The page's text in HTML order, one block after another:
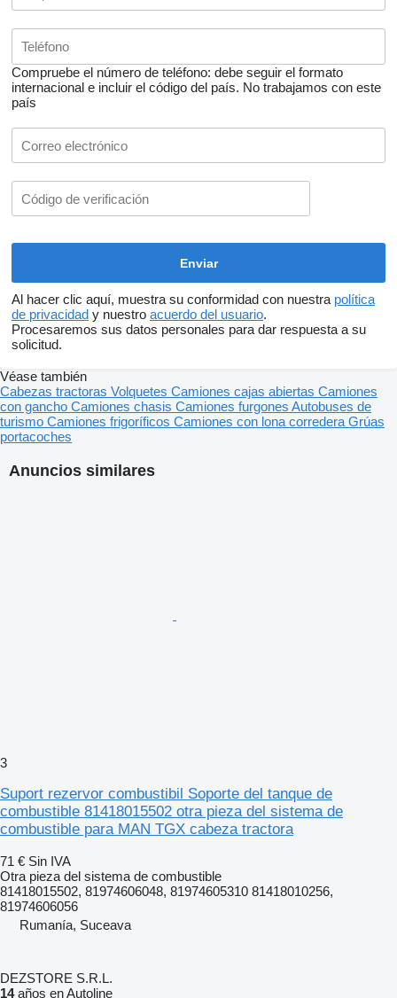
Compruebe el número de teléfono: debe seguir el formato
internacional e incluir el código del país. No trabajamos con este
país
Al hacer clic aquí, muestra su conformidad con nuestra política
de privacidad y nuestro acuerdo del usuario.
Procesaremos sus datos personales para dar respuesta a su
solicitud.
Anuncios similares
3
Suport rezervor combustibil Soporte del tanque de
combustible 81418015502 otra pieza del sistema de
combustible para MAN TGX cabeza tractora
71 € Sin IVA
Otra pieza del sistema de combustible
81418015502, 81974606048, 81974605310 81418010256,
81974606056
Rumanía, Suceava
DEZSTORE S.R.L.
14años en Autoline
Véase también
Cabezas tractoras Volquetes Camiones cajas abiertas Camiones
con gancho Camiones chasis Camiones furgones Autobuses de
turismo Camiones frigoríficos Camiones con lona corredera Grúas
portacoches